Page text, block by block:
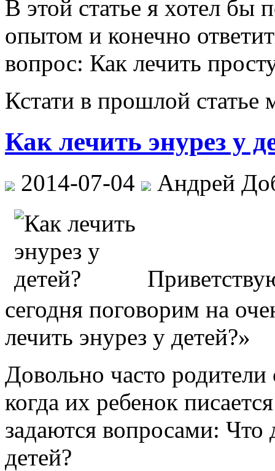
В этой статье я хотел бы
опытом и конечно
вопрос: Как лечить
Кстати в прошлой
Как лечить энурез у
2014-07-04 Андрей
сегодня поговорим на
лечить энурез у детей?»
Довольно часто
когда их ребенок
задаются вопросами: Что
детей?